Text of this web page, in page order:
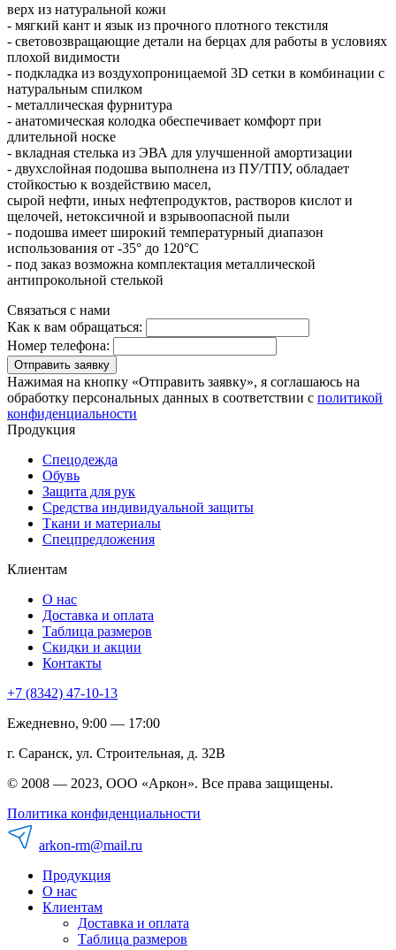
верх из натуральной кожи
- мягкий кант и язык из прочного плотного текстиля
- световозвращающие детали на берцах для работы в условиях
плохой видимости
- подкладка из воздухопроницаемой 3D сетки в комбинации с
натуральным спилком
- металлическая фурнитура
- анатомическая колодка обеспечивает комфорт при
длительной носке
- вкладная стелька из ЭВА для улучшенной амортизации
- двухслойная подошва выполнена из ПУ/ТПУ, обладает
стойкостью к воздействию масел,
сырой нефти, иных нефтепродуктов, растворов кислот и
щелочей, нетоксичной и взрывоопасной пыли
- подошва имеет широкий температурный диапазон
использования от -35° до 120°С
- под заказ возможна комплектация металлической
антипрокольной стелькой
Связаться с нами
Как к вам обращаться:
Номер телефона:
Отправить заявку
Нажимая на кнопку «Отправить заявку», я соглашаюсь на
обработку персональных данных в соответствии с политикой
конфиденциальности
Продукция
Спецодежда
Обувь
Защита для рук
Средства индивидуальной защиты
Ткани и материалы
Спецпредложения
Клиентам
О нас
Доставка и оплата
Таблица размеров
Скидки и акции
Контакты
+7 (8342) 47-10-13
Ежедневно, 9:00 — 17:00
г. Саранск, ул. Строительная, д. 32В
© 2008 — 2023, ООО «Аркон». Все права защищены.
Политика конфиденциальности
arkon-rm@mail.ru
Продукция
О нас
Клиентам
Доставка и оплата
Таблица размеров